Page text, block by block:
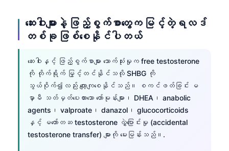
ဆေးဝါးများနဲ့ ဖြည့်စွက်စာတွေက မြင့်တဲ့ရလဒ်
တစ်ခု ဖြစ်စေနိုင်ပါတယ်
ဆေးဝါးနှင့် ဖြည့်စွက်စာများ သောက်သုံးမှုက free testosterone
ကို တိုက်ရိုက် မြှင့်တင်နိုင်သလို SHBG ကို
သွယ်ဝိုက်၍လည်း လျော့ကျစေနိုင်သည်။ စကင်ဖတ်ခြင်း မ
မှာမီ သတ်မှတ်ပေးထားသော ဟော်မုန်းများ၊ DHEA၊ anabolic
agents၊ valproate၊ danazol၊ glucocorticoids
နှင့် မတော်တဆ testosterone လွှဲပြောင်းမှု (accidental
testosterone transfer) များကို မေးမြန်းသည်။.
Afrikaans
Монгол
ພາສາລາວ
Basa Jawa
Cebuano
Кыргызча